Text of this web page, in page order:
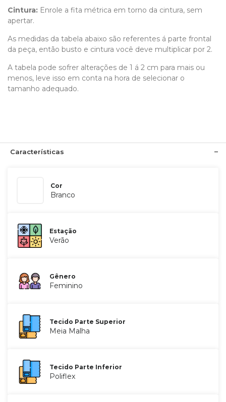
Cintura: Enrole a fita métrica em torno da cintura, sem
apertar.
As medidas da tabela abaixo são referentes á parte frontal
da peça, então busto e cintura você deve multiplicar por 2.
A tabela pode sofrer alterações de 1 á 2 cm para mais ou
menos, leve isso em conta na hora de selecionar o
tamanho adequado.
Características
Cor
Branco
Estação
Verão
Gênero
Feminino
Tecido Parte Superior
Meia Malha
Tecido Parte Inferior
Poliflex